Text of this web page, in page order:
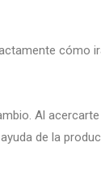
cómo
Al
de la